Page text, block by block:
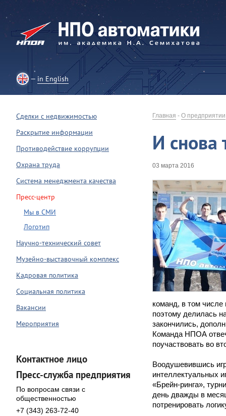
in English
Главная - О предприятии
И снова
03 марта 2016
команд, в том
поэтому делилась
закончились,
Команда НПОА
поучаствовать во
Воодушевившись
интеллектуальных
«Брейн-ринга»,
день дважды в
потренировать
Сделки с недвижимостью
Раскрытие информации
Противодействие коррупции
Охрана труда
Система менеджмента качества
Пресс-центр
Мы в СМИ
Логотип
Научно-технический совет
Музейно-выставочный комплекс
Кадровая политика
Социальная политика
Вакансии
Мероприятия
Контактное лицо
Пресс-служба предприятия
По вопросам связи с
общественностью
+7 (343) 263-72-40